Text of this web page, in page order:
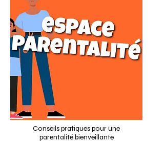
Conseils pratiques pour une
parentalité bienveillante